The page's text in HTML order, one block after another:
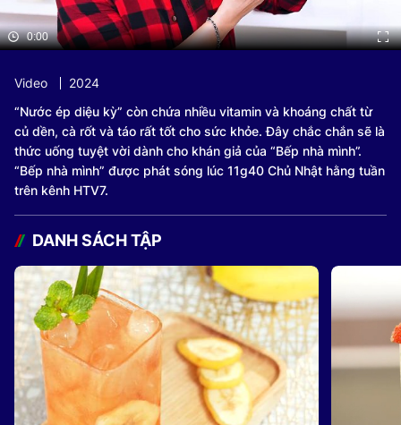
0:00
Video
2024
“Nước ép diệu kỳ” còn chứa nhiều vitamin và khoáng chất từ
củ dền, cà rốt và táo rất tốt cho sức khỏe. Đây chắc chắn sẽ là
thức uống tuyệt vời dành cho khán giả của “Bếp nhà mình”.
“Bếp nhà mình” được phát sóng lúc 11g40 Chủ Nhật hằng tuần
trên kênh HTV7.
DANH SÁCH TẬP